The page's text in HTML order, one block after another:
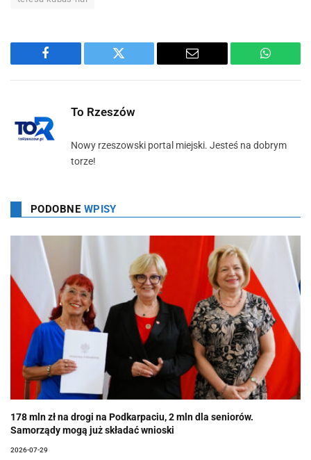
Facebook Twitter Email
To Rzeszów
Nowy rzeszowski portal miejski. Jesteś na dobrym
torze!
PODOBNE WPISY
178 mln zł na drogi na Podkarpaciu, 2 mln dla seniorów.
Samorządy mogą już składać wnioski
2026-07-29